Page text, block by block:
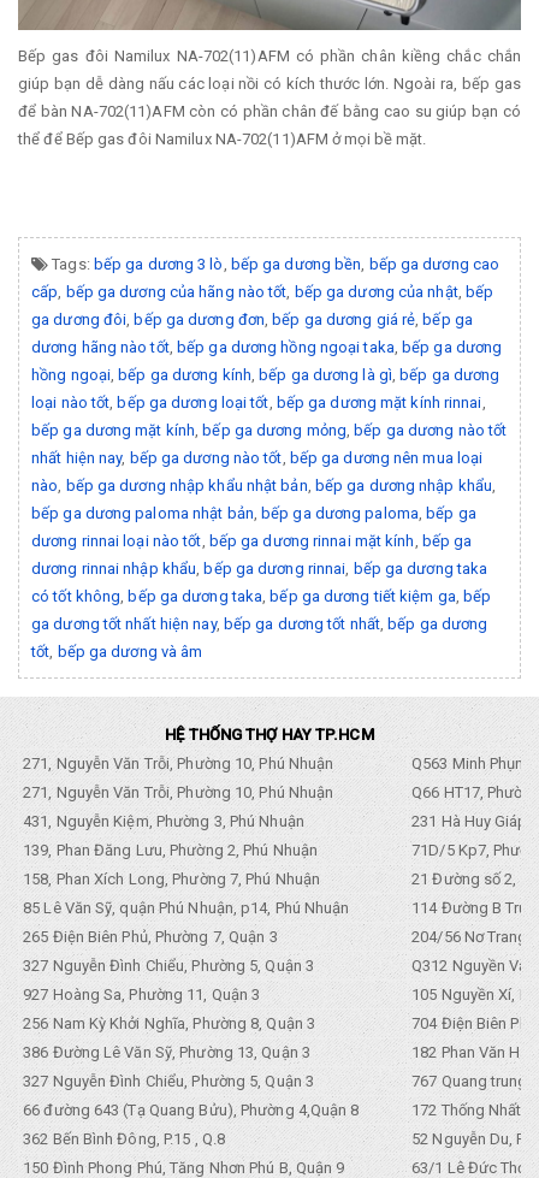
Bếp gas đôi Namilux NA-702(11)AFM có phần chân kiềng chắc chắn
giúp bạn dễ dàng nấu các loại nồi có kích thước lớn. Ngoài ra, bếp gas
để bàn NA-702(11)AFM còn có phần chân đế bằng cao su giúp bạn có
thể để Bếp gas đôi Namilux NA-702(11)AFM ở mọi bề mặt.
Tags: bếp ga dương 3 lò bếp ga dương bền
bếp ga dương cao
cấp
bếp ga dương của hãng nào tốt bếp ga dương của nhật, bếp
ga dương đôi bếp ga dương đơn bếp ga dương giá rẻ bếp ga
dương hãng nào tốt, bếp ga dương hồng ngoại taka bếp ga dương
hồng ngoại bếp ga dương kính bếp ga dương là gì bếp ga dương
loại nào tốt bếp ga dương loại tốt bếp ga dương mặt kính rinnai
bếp ga dương mặt kính bếp ga dương mỏng bếp ga dương nào tốt
nhất hiện nay, bếp ga dương nào tốt bếp ga dương nên mua loại
nào
bếp ga dương nhập khẩu nhật bản bếp ga dương nhập khẩu
bếp ga dương paloma nhật bản bếp ga dương paloma bếp ga
dương rinnai loại nào tốt bếp ga dương rinnai mặt kính
bếp ga
dương rinnai nhập khẩu bếp ga dương rinnai bếp ga dương taka
có tốt không bếp ga dương taka bếp ga dương tiết kiệm ga bếp
ga dương tốt nhất hiện nay, bếp ga dương tốt nhất, bếp ga dương
tốt bếp ga dương và âm
HỆ THỐNG THỢ HAY TP.HCM
271, Nguyễn Văn Trỗi, Phường 10, Phú Nhuận
Q563 Minh
271, Nguyễn Văn Trỗi, Phường 10, Phú Nhuận
Q66 HT17,
431, Nguyễn Kiệm, Phường 3, Phú Nhuận
231 Hà Huy Giáp,
139, Phan Đăng Lưu, Phường 2, Phú Nhuận
71D/5 Kp7,
158, Phan Xích Long, Phường 7, Phú Nhuận
21 Đường số 2,
85 Lê Văn Sỹ, quận Phú Nhuận, p14, Phú Nhuận
114 Đường B
265 Điện Biên Phủ, Phường 7, Quận 3
204/56 Nơ Trang
327 Nguyễn Đình Chiểu, Phường 5, Quận 3
Q312 Nguyền
927 Hoàng Sa, Phường 11, Quận 3
105 Nguyền Xí,
256 Nam Kỳ Khởi Nghĩa, Phường 8, Quận 3
704 Điện Biên
386 Đường Lê Văn Sỹ, Phường 13, Quận 3
182 Phan Văn
327 Nguyễn Đình Chiểu, Phường 5, Quận 3
767 Quang trung,
66 đường 643 (Tạ Quang Bửu), Phường 4,Quận 8
172 Thống Nhất.
362 Bến Bình Đông, P.15 , Q.8
52 Nguyễn Du,
150 Đình Phong Phú, Tăng Nhơn Phú B, Quận 9
63/1 Lê Đức Thọ,